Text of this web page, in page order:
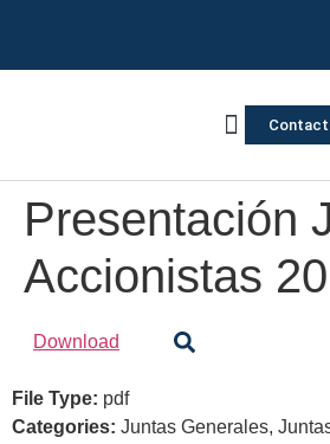
Presentación
Accionistas
Download
File Type: pdf
Categories: Juntas Generales,